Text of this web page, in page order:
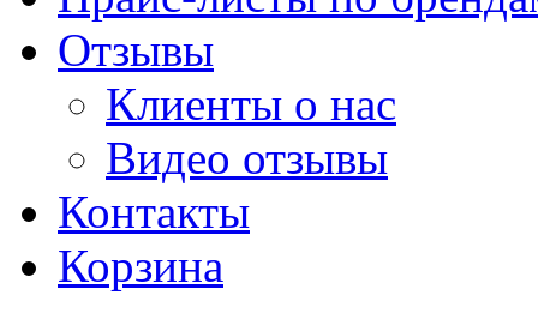
Отзывы
Клиенты о нас
Видео отзывы
Контакты
Корзина